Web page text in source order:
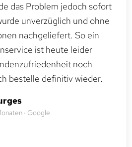
das Problem jedoch sofort
unverzüglich und ohne
nachgeliefert. So ein
ist heute leider
noch
bestelle definitiv wieder.
· Google